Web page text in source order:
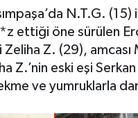
N.T.G. (15)
ettiği öne sürülen
Zeliha Z. (29), amcası
Z.’nin eski eşi
ve yumruklarla